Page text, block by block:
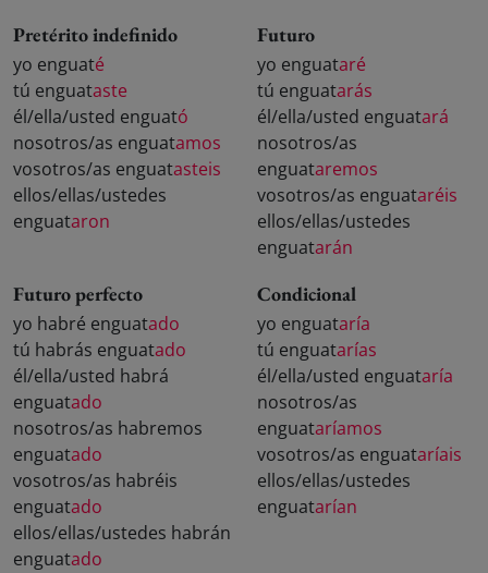
Pretérito indefinido
yo enguaté
tú enguataste
él/ella/usted enguató
nosotros/as enguatamos
vosotros/as enguatasteis
ellos/ellas/ustedes
enguataron
Futuro
yo enguataré
tú enguatarás
él/ella/usted enguatará
nosotros/as
enguataremos
vosotros/as enguataréis
ellos/ellas/ustedes
enguatarán
Futuro perfecto
yo habré enguatado
tú habrás enguatado
él/ella/usted habrá
enguatado
nosotros/as habremos
enguatado
vosotros/as habréis
enguatado
ellos/ellas/ustedes habrán
enguatado
Condicional
yo enguataría
tú enguatarías
él/ella/usted enguataría
nosotros/as
enguataríamos
vosotros/as enguataríais
ellos/ellas/ustedes
enguatarían